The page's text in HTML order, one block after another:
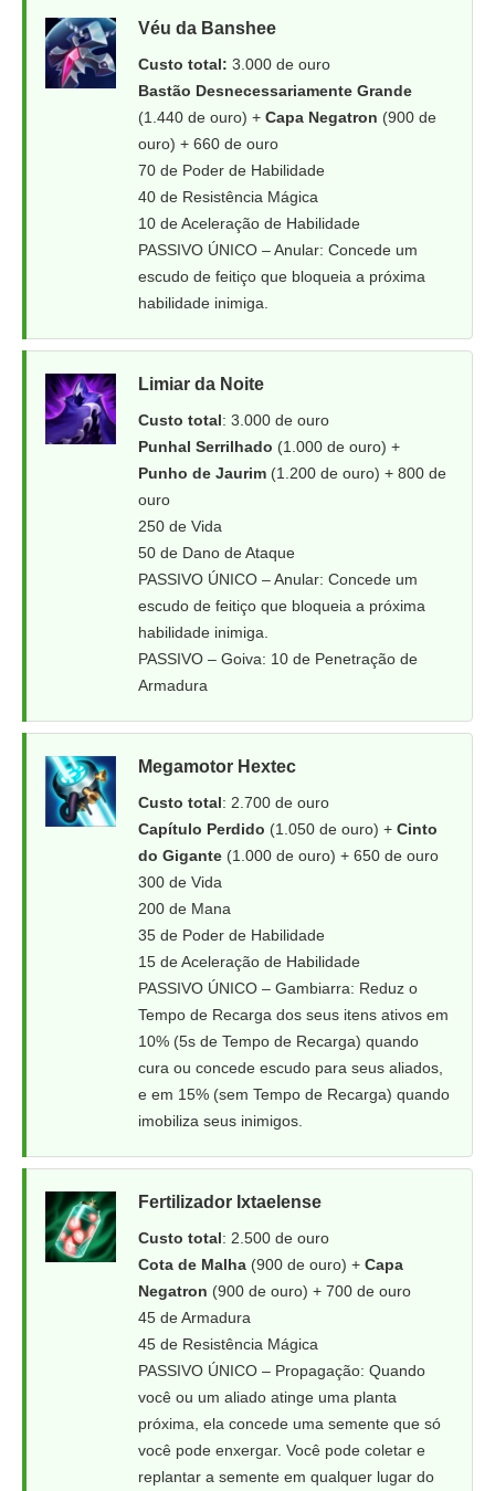
Véu da Banshee
Custo total: 3.000 de ouro
Bastão Desnecessariamente Grande
(1.440 de ouro) + Capa Negatron (900 de
ouro) + 660 de ouro
70 de Poder de Habilidade
40 de Resistência Mágica
10 de Aceleração de Habilidade
PASSIVO ÚNICO – Anular: Concede um
escudo de feitiço que bloqueia a próxima
habilidade inimiga.
Limiar da Noite
Custo total: 3.000 de ouro
Punhal Serrilhado (1.000 de ouro) +
Punho de Jaurim (1.200 de ouro) + 800 de
ouro
250 de Vida
50 de Dano de Ataque
PASSIVO ÚNICO – Anular: Concede um
escudo de feitiço que bloqueia a próxima
habilidade inimiga.
PASSIVO – Goiva: 10 de Penetração de
Armadura
Megamotor Hextec
Custo total: 2.700 de ouro
Capítulo Perdido (1.050 de ouro) + Cinto
do Gigante (1.000 de ouro) + 650 de ouro
300 de Vida
200 de Mana
35 de Poder de Habilidade
15 de Aceleração de Habilidade
PASSIVO ÚNICO – Gambiarra: Reduz o
Tempo de Recarga dos seus itens ativos em
10% (5s de Tempo de Recarga) quando
cura ou concede escudo para seus aliados,
e em 15% (sem Tempo de Recarga) quando
imobiliza seus inimigos.
Fertilizador Ixtaelense
Custo total: 2.500 de ouro
Cota de Malha (900 de ouro) + Capa
Negatron (900 de ouro) + 700 de ouro
45 de Armadura
45 de Resistência Mágica
PASSIVO ÚNICO – Propagação: Quando
você ou um aliado atinge uma planta
próxima, ela concede uma semente que só
você pode enxergar. Você pode coletar e
replantar a semente em qualquer lugar do